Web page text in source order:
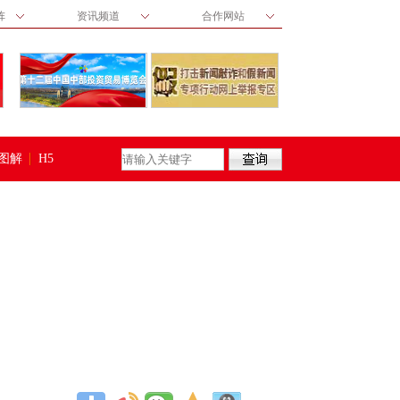
资讯频道 合作网站
解 H5